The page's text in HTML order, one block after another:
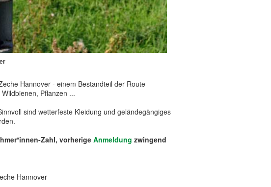
Hannover - einem Bestandteil der Route
Pflanzen ...
sind wetterfeste Kleidung und geländegängiges
Zahl, vorherige Anmeldung zwingend
Hannover